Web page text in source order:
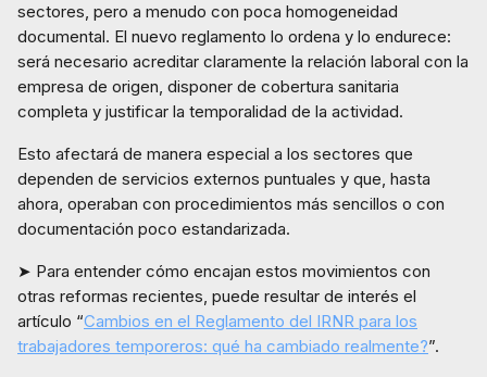
sectores, pero a menudo con poca homogeneidad
documental. El nuevo reglamento lo ordena y lo endurece:
será necesario acreditar claramente la relación laboral con la
empresa de origen, disponer de cobertura sanitaria
completa y justificar la temporalidad de la actividad.
Esto afectará de manera especial a los sectores que
dependen de servicios externos puntuales y que, hasta
ahora, operaban con procedimientos más sencillos o con
documentación poco estandarizada.
➤ Para entender cómo encajan estos movimientos con
otras reformas recientes, puede resultar de interés el
artículo “Cambios en el Reglamento del IRNR para los
trabajadores temporeros: qué ha cambiado realmente?”.